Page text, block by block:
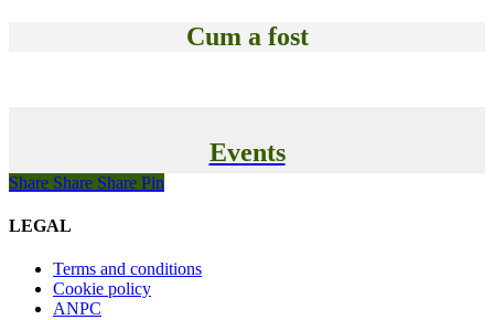
Cum a fost
Events
Share Share Share Pin
LEGAL
Terms and conditions
Cookie policy
ANPC